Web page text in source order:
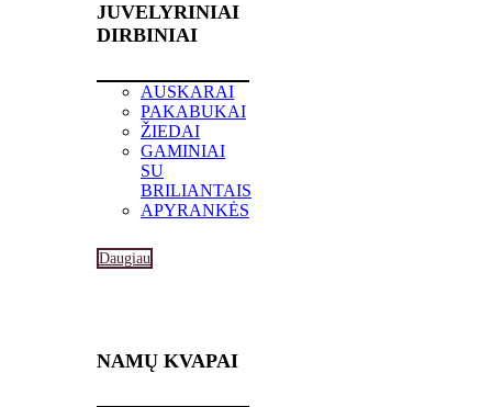
JUVELYRINIAI
DIRBINIAI
AUSKARAI
PAKABUKAI
ŽIEDAI
GAMINIAI
SU
BRILIANTAIS
APYRANKĖS
Daugiau
NAMŲ KVAPAI